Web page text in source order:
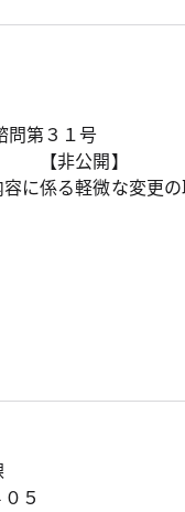
問第３１号
開】
容に係る軽微な変更
５